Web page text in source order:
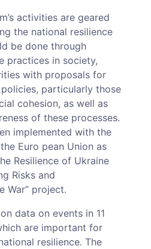
activities are geared
the national resilience
be done through
practices in society,
with proposals for
particularly those
cohesion, as well as
of these processes.
implemented with the
Euro­ pean Union as
Resilience of Ukraine
Risks and
War” project.
data on events in 11
are important for
resilience. The